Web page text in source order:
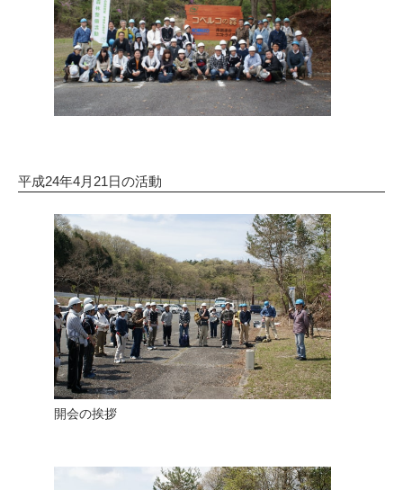
平成24年4月21日の活動
開会の挨拶